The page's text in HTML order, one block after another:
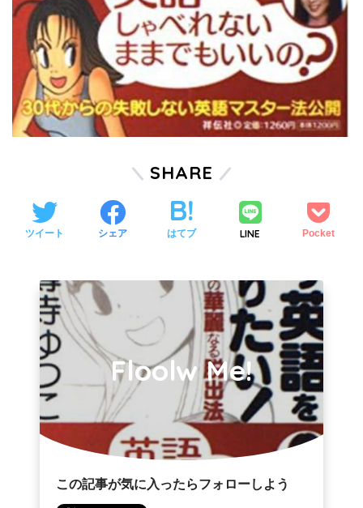
SHARE
ツイート シェア はてブ LINE Pocket
Floolw Me!
この記事が気に入ったらフォローしよう